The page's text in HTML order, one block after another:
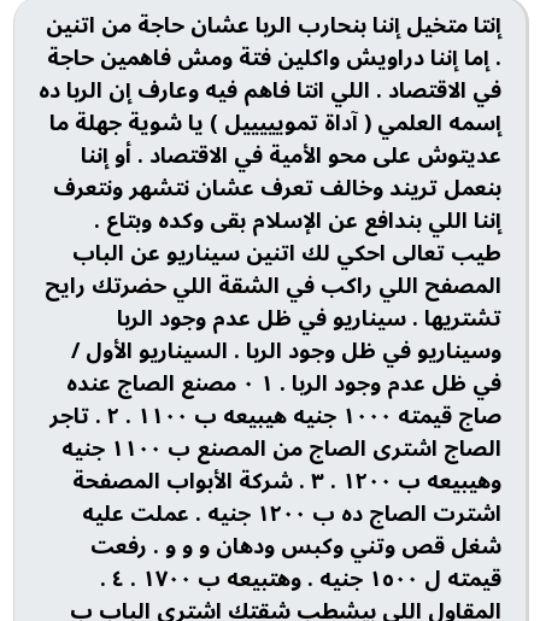
إنتا متخيل إننا بنحارب الربا عشان حاجة من اتنين
. إما إننا دراويش واكلين فتة ومش فاهمين حاجة
في الاقتصاد . اللي انتا فاهم فيه وعارف إن الربا ده
إسمه العلمي ( آداة تمويييييل ) يا شوية جهلة ما
عديتوش على محو الأمية في الاقتصاد . أو إننا
بنعمل تريند وخالف تعرف عشان نتشهر ونتعرف
إننا اللي بندافع عن الإسلام بقى وكده وبتاع .
طيب تعالى احكي لك اتنين سيناريو عن الباب
المصفح اللي راكب في الشقة اللي حضرتك رايح
تشتريها . سيناريو في ظل عدم وجود الربا
وسيناريو في ظل وجود الربا . السيناريو الأول /
في ظل عدم وجود الربا . ١ ٠ مصنع الصاج عنده
صاج قيمته ١٠٠٠ جنيه هيبيعه ب ١١٠٠ . ٢ . تاجر
الصاج اشترى الصاج من المصنع ب ١١٠٠ جنيه
وهيبيعه ب ١٢٠٠ . ٣ . شركة الأبواب المصفحة
اشترت الصاج ده ب ١٢٠٠ جنيه . عملت عليه
شغل قص وتني وكبس ودهان و و و . رفعت
قيمته ل ١٥٠٠ جنيه . وهتبيعه ب ١٧٠٠ . ٤ .
المقاول اللي بيشطب شقتك اشترى الباب ب